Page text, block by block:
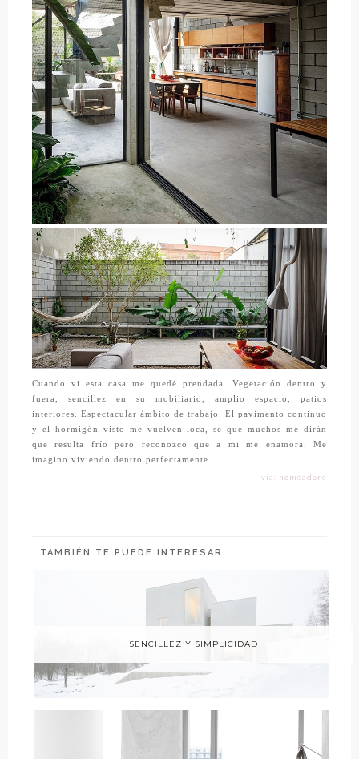
Cuando vi esta casa me quedé prendada. Vegetación dentro y
fuera, sencillez en su mobiliario, amplio espacio, patios
interiores. Espectacular ámbito de trabajo. El pavimento continuo
y el hormigón visto me vuelven loca, se que muchos me dirán
que resulta frío pero reconozco que a mi me enamora. Me
imagino viviendo dentro perfectamente.
vía: homeadore
TAMBIÉN TE PUEDE INTERESAR...
SENCILLEZ Y SIMPLICIDAD